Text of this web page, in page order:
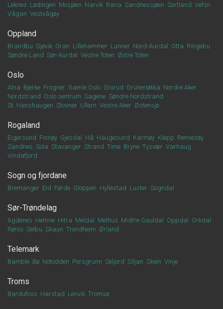
Leknes Lødingen Mosjøen Narvik Rana Sandnessjøen Sortland Vefsn
Vågan Vestvågøy
Oppland
Brandbu Gjøvik Gran Lillehammer Lunner Nord-Aurdal Otta Ringebu
Søndre Land Sør-Aurdal Vestre Toten Østre Toten
Oslo
Alna Bjerke Frogner Gamle Oslo Grorud Grünerløkka Nordre Aker
Nordstrand Oslo sentrum Sagene Søndre Nordstrand
St. Hanshaugen Stovner Ullern Vestre Aker Østensjø
Rogaland
Eigersund Finnøy Gjesdal Hå Haugesund Karmøy Klepp Rennesøy
Sandnes Sola Stavanger Strand Time Bryne Tysvær Varhaug
Vindafjord
Sogn og fjordane
Bremanger Eid Førde Gloppen Hyllestad Luster Sogndal
Sør-Trøndelag
Agdenes Hemne Hitra Meldal Melhus Midtre Gauldal Oppdal
Orkdal
Røros Selbu Skaun Trondheim Ørland
Telemark
Bamble Bø Notodden Porsgrunn Seljord Siljan Skien Vinje
Troms
Bardufoss Harstad Lenvik Tromsø